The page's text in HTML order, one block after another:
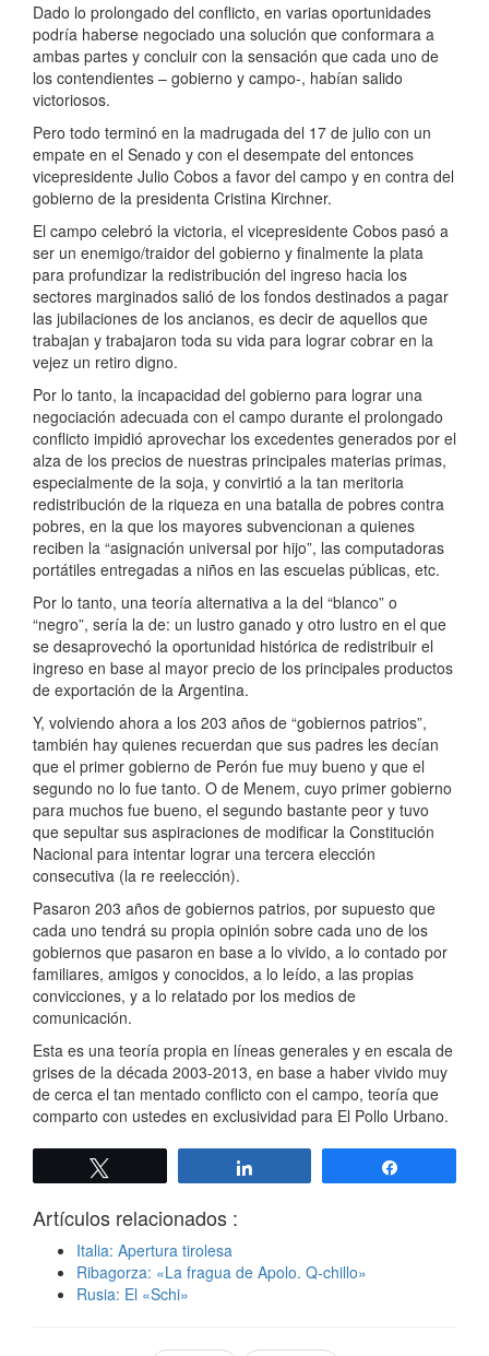
Dado lo prolongado del conflicto, en varias oportunidades
podría haberse negociado una solución que conformara a
ambas partes y concluir con la sensación que cada uno de
los contendientes – gobierno y campo-, habían salido
victoriosos.
Pero todo terminó en la madrugada del 17 de julio con un
empate en el Senado y con el desempate del entonces
vicepresidente Julio Cobos a favor del campo y en contra del
gobierno de la presidenta Cristina Kirchner.
El campo celebró la victoria, el vicepresidente Cobos pasó a
ser un enemigo/traidor del gobierno y finalmente la plata
para profundizar la redistribución del ingreso hacia los
sectores marginados salió de los fondos destinados a pagar
las jubilaciones de los ancianos, es decir de aquellos que
trabajan y trabajaron toda su vida para lograr cobrar en la
vejez un retiro digno.
Por lo tanto, la incapacidad del gobierno para lograr una
negociación adecuada con el campo durante el prolongado
conflicto impidió aprovechar los excedentes generados por el
alza de los precios de nuestras principales materias primas,
especialmente de la soja, y convirtió a la tan meritoria
redistribución de la riqueza en una batalla de pobres contra
pobres, en la que los mayores subvencionan a quienes
reciben la “asignación universal por hijo”, las computadoras
portátiles entregadas a niños en las escuelas públicas, etc.
Por lo tanto, una teoría alternativa a la del “blanco” o
“negro”, sería la de: un lustro ganado y otro lustro en el que
se desaprovechó la oportunidad histórica de redistribuir el
ingreso en base al mayor precio de los principales productos
de exportación de la Argentina.
Y, volviendo ahora a los 203 años de “gobiernos patrios”,
también hay quienes recuerdan que sus padres les decían
que el primer gobierno de Perón fue muy bueno y que el
segundo no lo fue tanto. O de Menem, cuyo primer gobierno
para muchos fue bueno, el segundo bastante peor y tuvo
que sepultar sus aspiraciones de modificar la Constitución
Nacional para intentar lograr una tercera elección
consecutiva (la re reelección).
Pasaron 203 años de gobiernos patrios, por supuesto que
cada uno tendrá su propia opinión sobre cada uno de los
gobiernos que pasaron en base a lo vivido, a lo contado por
familiares, amigos y conocidos, a lo leído, a las propias
convicciones, y a lo relatado por los medios de
comunicación.
Esta es una teoría propia en líneas generales y en escala de
grises de la década 2003-2013, en base a haber vivido muy
de cerca el tan mentado conflicto con el campo, teoría que
comparto con ustedes en exclusividad para El Pollo Urbano.
Artículos relacionados :
Italia: Apertura tirolesa
Ribagorza: «La fragua de Apolo. Q-chillo»
Rusia: El «Schi»